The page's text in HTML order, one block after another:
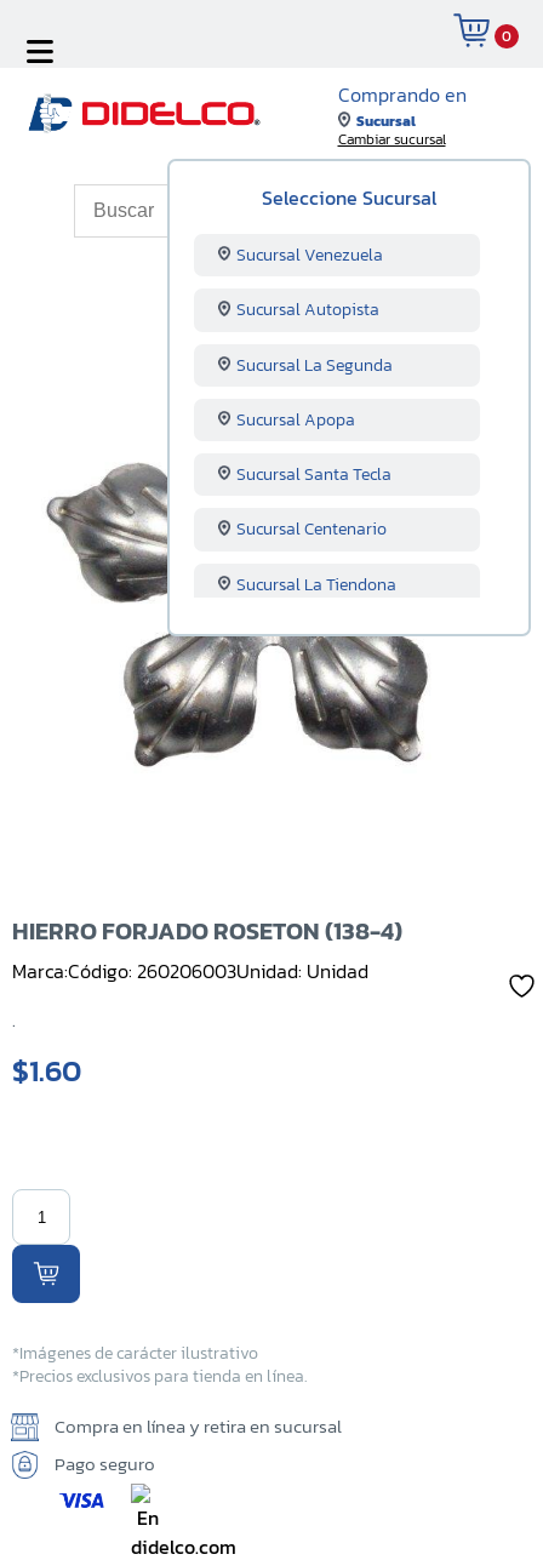
0
Comprando en
Sucursal
Cambiar sucursal
Seleccione Sucursal
Sucursal Venezuela
Sucursal Autopista
Sucursal La Segunda
Sucursal Apopa
Sucursal Santa Tecla
Sucursal Centenario
Sucursal La Tiendona
Sucursal Merliot
Sucursal San Miguel
Sucursal Santa Ana
Sucursal Lourdes
Sucursal Metapan
HIERRO FORJADO ROSETON (138-4)
Marca:Código: 260206003Unidad: Unidad
.
$1.60
*Imágenes de carácter ilustrativo
*Precios exclusivos para tienda en línea.
Compra en línea y retira en sucursal
Pago seguro